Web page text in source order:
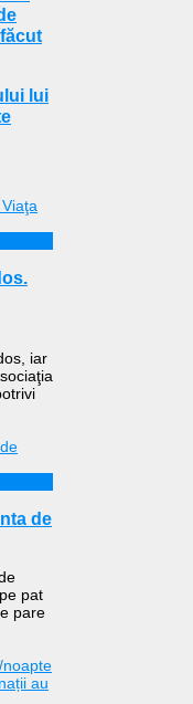
lui
iar
de
pat
pare